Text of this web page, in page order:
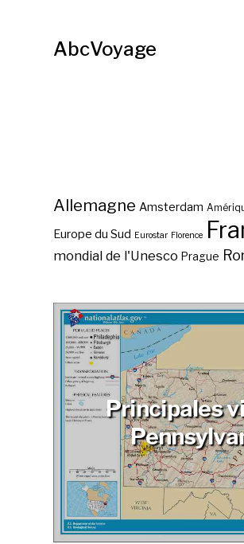
AbcVoyage
Allemagne Amsterdam
Europe du Sud Eurostar Florence
mondial de l'Unesco Prague
Principales